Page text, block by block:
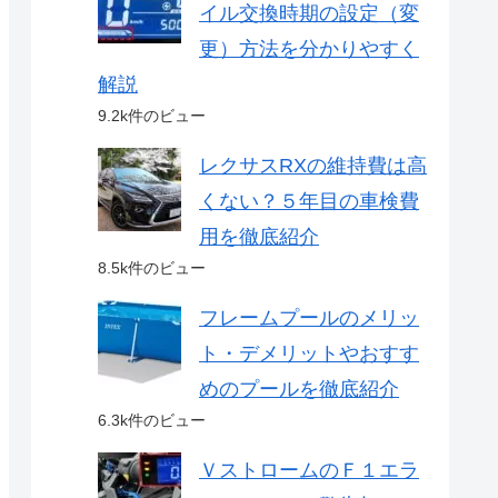
イル交換時期の設定（変
更）方法を分かりやすく
解説
9.2k件のビュー
レクサスRXの維持費は高
くない？５年目の車検費
用を徹底紹介
8.5k件のビュー
フレームプールのメリッ
ト・デメリットやおすす
めのプールを徹底紹介
6.3k件のビュー
ＶストロームのＦ１エラ